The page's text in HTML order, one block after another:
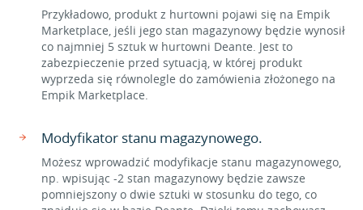
Przykładowo, produkt z hurtowni pojawi się na Empik
Marketplace, jeśli jego stan magazynowy będzie wynosił
co najmniej 5 sztuk w hurtowni Deante. Jest to
zabezpieczenie przed sytuacją, w której produkt
wyprzeda się równolegle do zamówienia złożonego na
Empik Marketplace.
Modyfikator stanu magazynowego.
Możesz wprowadzić modyfikacje stanu magazynowego,
np. wpisując -2 stan magazynowy będzie zawsze
pomniejszony o dwie sztuki w stosunku do tego, co